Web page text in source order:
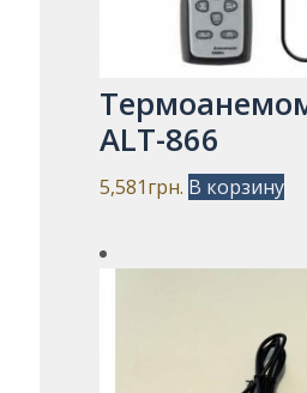
ALT-866
5,581грн. В корзину